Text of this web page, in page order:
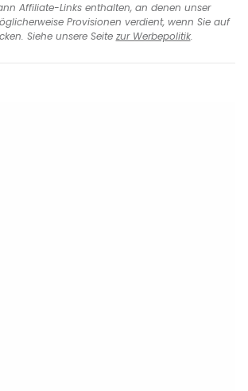
Affiliate-Links enthalten, an denen unser
Provisionen verdient, wenn Sie auf
Siehe unsere Seite zur Werbepolitik.